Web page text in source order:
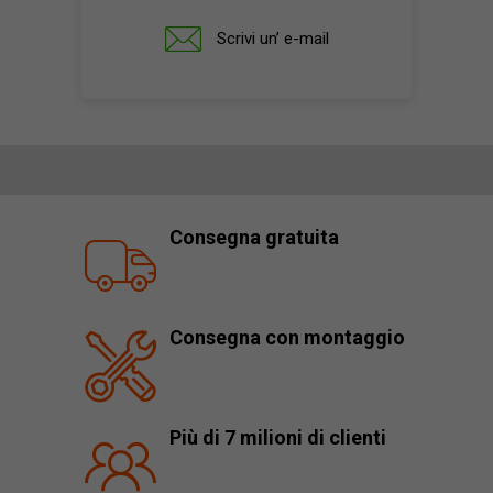
Scrivi un’ e-mail
Consegna gratuita
Consegna con montaggio
Più di 7 milioni di clienti